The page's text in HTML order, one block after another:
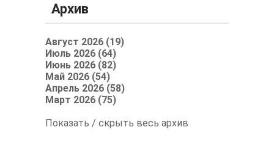
Архив
Август 2026 (19)
Июль 2026 (64)
Июнь 2026 (82)
Май 2026 (54)
Апрель 2026 (58)
Март 2026 (75)
Показать / скрыть весь архив